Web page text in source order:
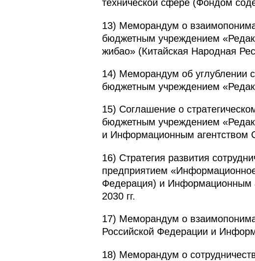
технической сфере (Фондом
13) Меморандум о
бюджетным учреждением
жибао» (Китайская Народная
14) Меморандум об углублении
бюджетным учреждением
15) Соглашение о
бюджетным учреждением
и Информационным агентством
16) Стратегия развития
предприятием
Федерация) и Информационным
2030 гг.
17) Меморандум о
Российской Федерации и
18) Меморандум о